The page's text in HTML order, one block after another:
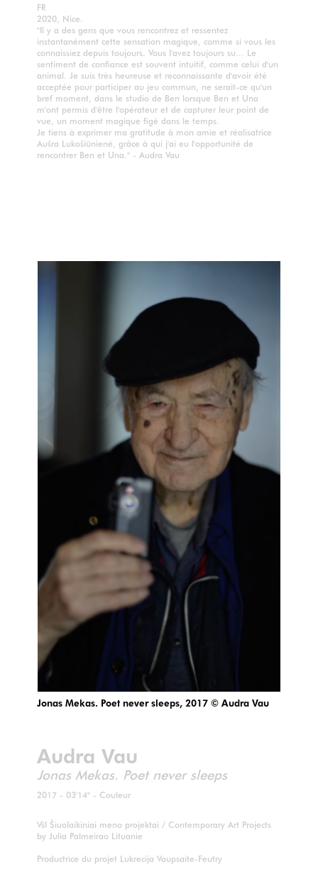
FR
2020, Nice.
"Il y a des gens que vous rencontrez et ressentez
instantanément cette sensation magique, comme si vous les
connaissiez depuis toujours. Vous l'avez toujours su... Le
sentiment de confiance est souvent intuitif, comme celui d'un
animal. Je suis très heureuse et reconnaissante d'avoir été
acceptée pour participer au jeu commun, ne serait-ce qu'un
bref moment, dans le studio de Ben lorsque Ben et Una
m'ont permis d'être l'opérateur et de capturer leur point de
vue, un moment magique figé dans le temps.
Je tiens à exprimer ma gratitude à mon amie et réalisatrice
Aušra Lukošiūnienė, grâce à qui j'ai eu l'opportunité de
rencontrer Ben et Una." - Audra Vau
Jonas Mekas. Poet never sleeps, 2017 © Audra Vau
Audra Vau
Jonas Mekas. Poet never sleeps
2017 - 03'14" - Couleur
VšI Šiuolaikiniai meno projektai / Contemporary Art Projects
by Julia Palmeirao Lituanie
Productrice du projet Lukrecija Vaupsaite-Feutry